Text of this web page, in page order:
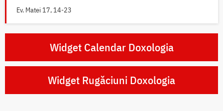
Ev. Matei 17, 14-23
Widget Calendar Doxologia
Widget Rugăciuni Doxologia